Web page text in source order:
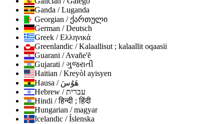
Ganda / Luganda
Georgian / ქართული
German / Deutsch
Greek / Ελληνικά
Greenlandic / Kalaallisut ; kalaallit oqaasii
Guarani / Avañe'ẽ
Gujarati / ગુજરાતી
Haitian / Kreyòl ayisyen
Hausa / هَوُسَ
Hebrew / עברית
Hindi / हिन्दी ; हिंदी
Hungarian / magyar
Icelandic / Íslenska